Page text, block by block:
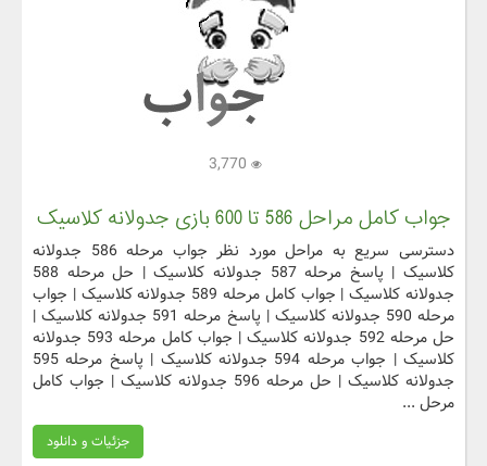
جواب کامل مراحل 586 تا 600 بازی جدولانه کلاسیک
دسترسی سریع به مراحل مورد نظر جواب مرحله 586 جدولانه
کلاسیک | پاسخ مرحله 587 جدولانه کلاسیک | حل مرحله 588
جدولانه کلاسیک | جواب کامل مرحله 589 جدولانه کلاسیک | جواب
مرحله 590 جدولانه کلاسیک | پاسخ مرحله 591 جدولانه کلاسیک |
حل مرحله 592 جدولانه کلاسیک | جواب کامل مرحله 593 جدولانه
کلاسیک | جواب مرحله 594 جدولانه کلاسیک | پاسخ مرحله 595
جدولانه کلاسیک | حل مرحله 596 جدولانه کلاسیک | جواب کامل
مرحل ...
جزئیات و دانلود